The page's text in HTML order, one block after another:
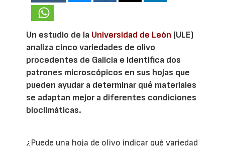
Un estudio de la Universidad de León (ULE)
analiza cinco variedades de olivo
procedentes de Galicia e identifica dos
patrones microscópicos en sus hojas que
pueden ayudar a determinar qué materiales
se adaptan mejor a diferentes condiciones
bioclimáticas.
¿Puede una hoja de olivo indicar qué variedad